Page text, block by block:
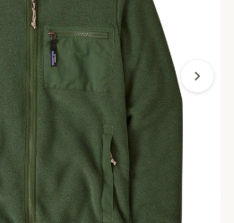
chevron_right